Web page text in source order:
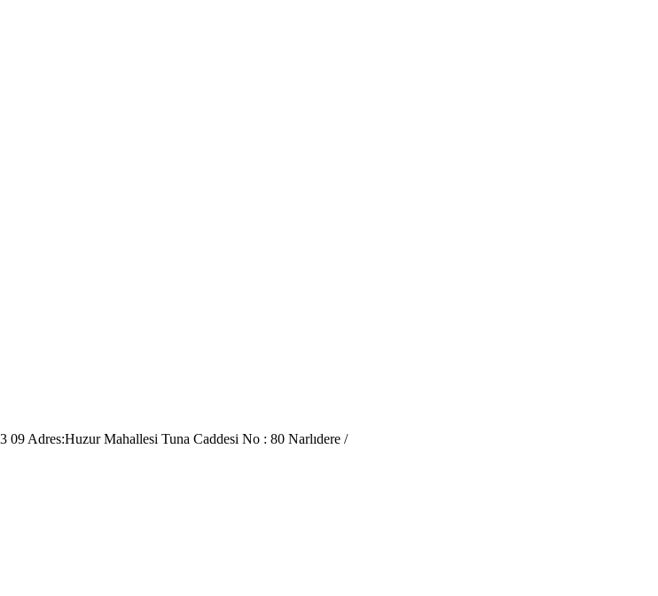
09 Adres:Huzur Mahallesi Tuna Caddesi No : 80 Narlıdere /